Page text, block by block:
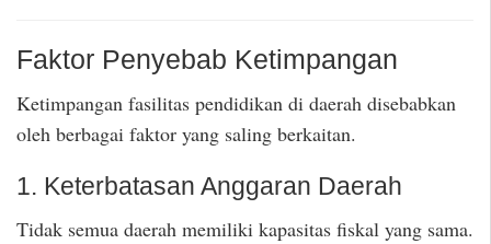
Faktor Penyebab Ketimpangan
Ketimpangan fasilitas pendidikan di daerah disebabkan
oleh berbagai faktor yang saling berkaitan.
1. Keterbatasan Anggaran Daerah
Tidak semua daerah memiliki kapasitas fiskal yang sama.